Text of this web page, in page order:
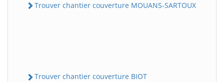
Trouver chantier couverture MOUANS-SARTOUX
Trouver chantier couverture BIOT